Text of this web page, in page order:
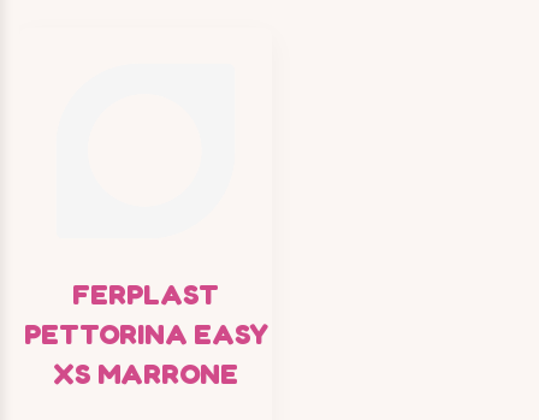
FERPLAST
PETTORINA EASY
XS MARRONE